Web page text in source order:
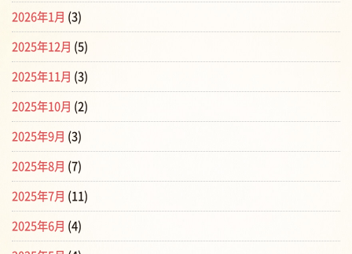
2026年1月 (3)
2025年12月 (5)
2025年11月 (3)
2025年10月 (2)
2025年9月 (3)
2025年8月 (7)
2025年7月 (11)
2025年6月 (4)